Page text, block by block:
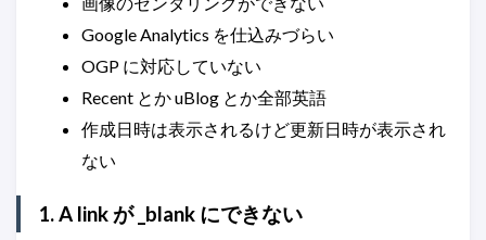
Google Analytics を仕込みづらい
OGP に対応していない
Recent とか uBlog とか全部英語
作成日時は表示されるけど更新日時が表示され
ない
1. A link が _blank にできない